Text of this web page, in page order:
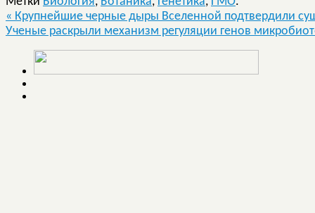
« Крупнейшие черные дыры Вселенной подтвердили
Ученые раскрыли механизм регуляции генов